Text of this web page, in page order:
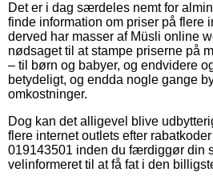
Det er i dag særdeles nemt for
finde information om priser på flere
derved har masser af Müsli online
nødsaget til at stampe priserne på
– til børn og babyer, og endvidere
betydeligt, og endda nogle gange
omkostninger.
Dog kan det alligevel blive
flere internet outlets efter
019143501 inden du færdiggør din
velinformeret til at få fat i den